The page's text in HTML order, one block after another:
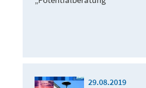
29.08.2019